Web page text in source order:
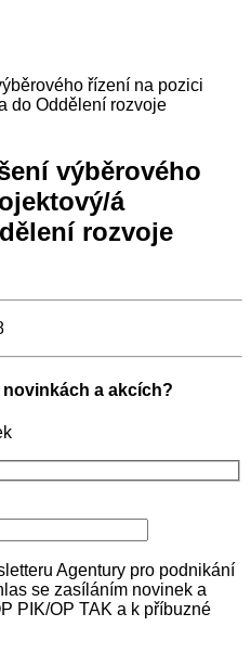
řízení na pozici
do Oddělení rozvoje
výběrového
á
rozvoje
a akcích?
Agentury pro podnikání
se zasíláním novinek a
PIK/OP TAK a k příbuzné